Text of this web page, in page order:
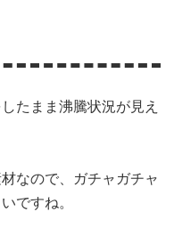
たまま沸騰状況が見え
なので、ガチャガチャ
ですね。